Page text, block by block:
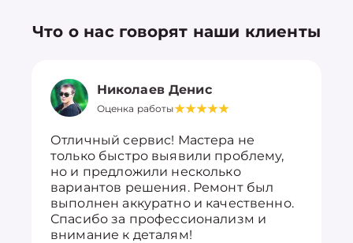
Что о нас говорят наши клиенты
Николаев Денис
Оценка работы
Отличный сервис! Мастера не
только быстро выявили проблему,
но и предложили несколько
вариантов решения. Ремонт был
выполнен аккуратно и качественно.
Спасибо за профессионализм и
внимание к деталям!